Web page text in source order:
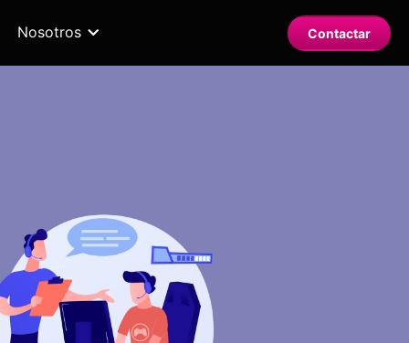
Nosotros Contactar